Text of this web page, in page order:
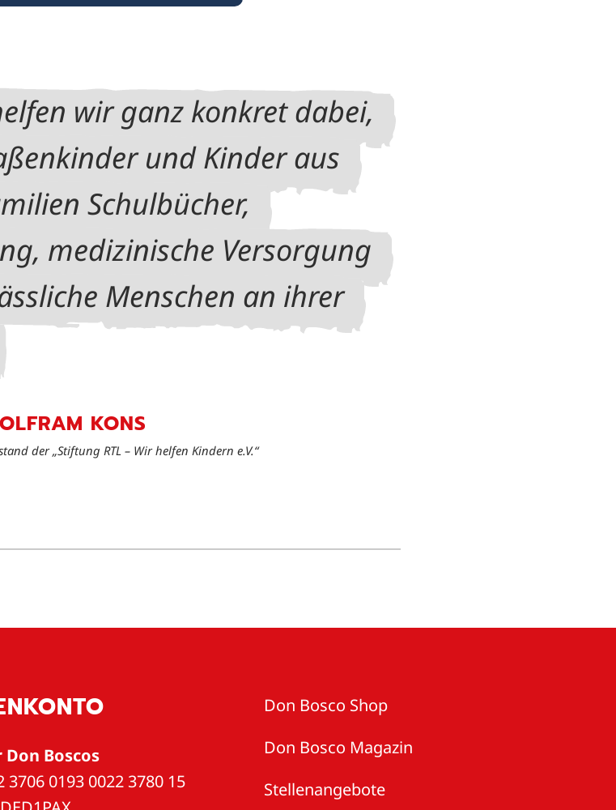
wir ganz konkret dabei,
und Kinder aus
Schulbücher,
medizinische Versorgung
Menschen an ihrer
KONS
der „Stiftung RTL – Wir helfen Kindern e.V.“
Don Boscos
3706 0193 0022 3780 15
Don Bosco Shop
Don Bosco Magazin
Stellenangebote